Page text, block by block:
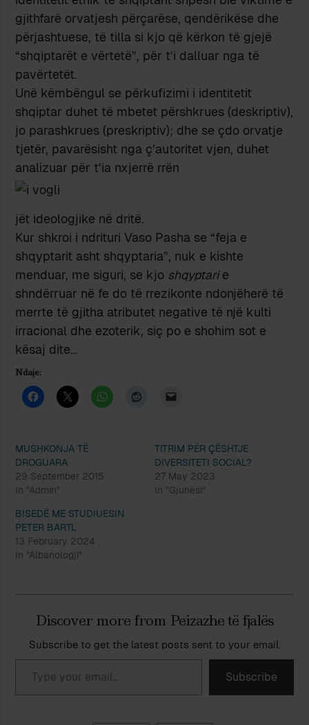
gjithfarë orvatjesh përçarëse, qendërikëse dhe
përjashtuese, të tilla si kjo që kërkon të gjejë
“shqiptarët e vërtetë”, për t’i dalluar nga të
pavërtetët.
Unë këmbëngul se përkufizimi i identitetit
shqiptar duhet të mbetet përshkrues (deskriptiv),
jo parashkrues (preskriptiv); dhe se çdo orvatje
tjetër, pavarësisht nga ç’autoritet vjen, duhet
analizuar për t’ia nxjerrë rrën
jët ideologjike në dritë.
Kur shkroi i ndrituri Vaso Pasha se “feja e
shqyptarit asht shqyptaria”, nuk e kishte
menduar, me siguri, se kjo shqyptarie
shndërruar në fe do të rrezikonte ndonjëherë të
merrte të gjitha atributet negative të një kulti
irracional dhe ezoterik, siç po e shohim sot e
kësaj dite…
Ndaje:
MUSHKONJA TË
DROGUARA
29 September 2015
In "Admin"
TITRIM PËR ÇËSHTJE
DIVERSITETI SOCIAL?
27 May 2023
In "Gjuhësi"
BISEDË ME STUDIUESIN
PETER BARTL
13 February 2024
In "Albanologji"
Discover more from Peizazhe të fjalës
Subscribe to get the latest posts sent to your email.
Type your email…
Subscribe